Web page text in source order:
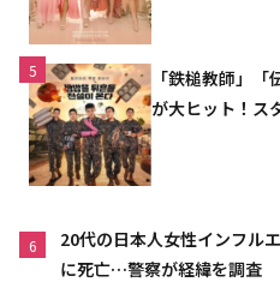
5
「鉄槌教師」「
が大ヒット！ス
6
20代の日本人女性インフル
に死亡…警察が経緯を調査